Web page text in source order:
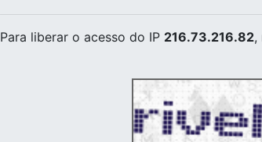
Para liberar o acesso do IP 216.73.216.82,